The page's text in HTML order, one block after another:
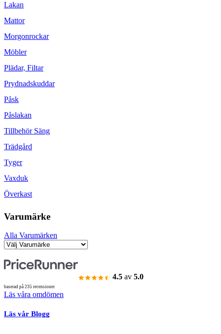
Lakan
Mattor
Morgonrockar
Möbler
Plädar, Filtar
Prydnadskuddar
Påsk
Påslakan
Tillbehör Säng
Trädgård
Tyger
Vaxduk
Överkast
Varumärke
Alla Varumärken
4.5 av 5.0
baserad på 235 recensioner
Läs våra omdömen
Läs vår Blogg